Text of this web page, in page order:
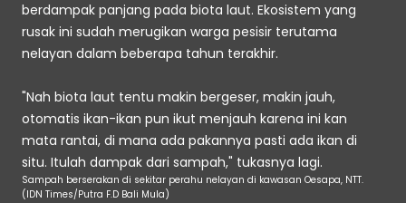
berdampak panjang pada biota laut. Ekosistem yang
rusak ini sudah merugikan warga pesisir terutama
nelayan dalam beberapa tahun terakhir.
"Nah biota laut tentu makin bergeser, makin jauh,
otomatis ikan-ikan pun ikut menjauh karena ini kan
mata rantai, di mana ada pakannya pasti ada ikan di
situ. Itulah dampak dari sampah," tukasnya lagi.
Sampah berserakan di sekitar perahu nelayan di kawasan Oesapa, NTT.
(IDN Times/Putra F.D Bali Mula)